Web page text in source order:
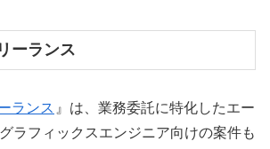
ーランス
ランス 』は、業務委託に特化したエー
ラフィックスエンジニア向けの案件も